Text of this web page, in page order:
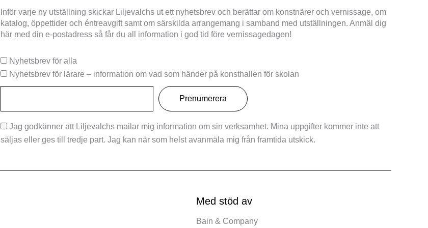
Inför varje ny utställning skickar Liljevalchs ut ett nyhetsbrev och berättar om konstnärer och vernissage, om
katalog, öppettider och éntreavgift samt om särskilda arrangemang i samband med utställningen. Anmäl dig
här med din e-postadress så får du all information i god tid före vernissagedagen!
Nyhetsbrev för alla
Nyhetsbrev för lärare – information om vad som händer på konsthallen för skolan
Jag godkänner att Liljevalchs mailar mig information om sin verksamhet. Mina uppgifter kommer inte att
säljas eller ges till tredje part. Jag kan när som helst avanmäla mig från framtida utskick.
Med stöd av
Bain & Company